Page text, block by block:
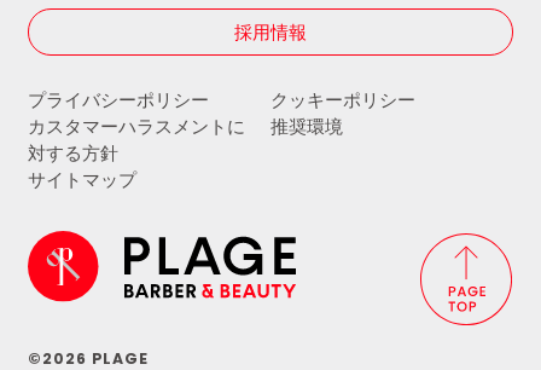
採用情報
プライバシーポリシー
クッキーポリシー
カスタマーハラスメントに
対する方針
推奨環境
サイトマップ
©2026 PLAGE